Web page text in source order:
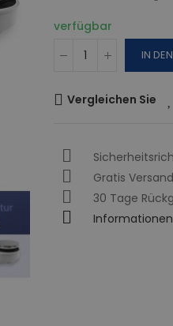
verfügbar
IN
Vergleichen Sie
Gratis Versand
30 Tage